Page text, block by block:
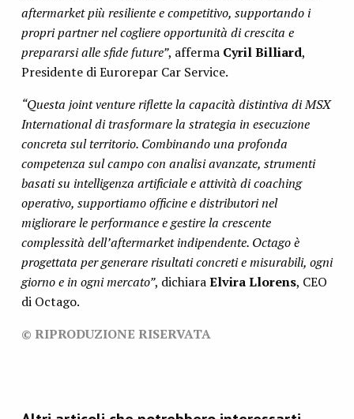
aftermarket più resiliente e competitivo, supportando i
propri partner nel cogliere opportunità di crescita e
prepararsi alle sfide future”, afferma Cyril Billiard,
Presidente di Eurorepar Car Service.
“Questa joint venture riflette la capacità distintiva di MSX
International di trasformare la strategia in esecuzione
concreta sul territorio. Combinando una profonda
competenza sul campo con analisi avanzate, strumenti
basati su intelligenza artificiale e attività di coaching
operativo, supportiamo officine e distributori nel
migliorare le performance e gestire la crescente
complessità dell’aftermarket indipendente. Octago è
progettata per generare risultati concreti e misurabili, ogni
giorno e in ogni mercato”, dichiaraElvira Llorens, CEO
di Octago.
© RIPRODUZIONE RISERVATA